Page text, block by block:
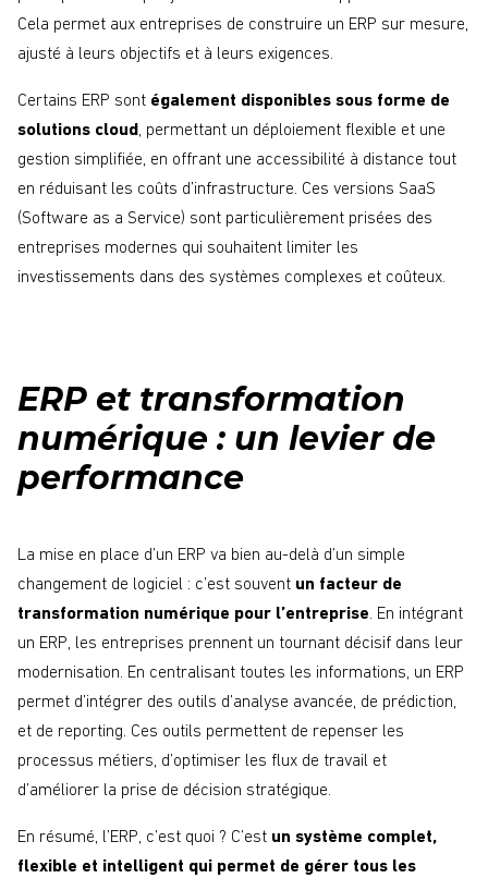
Cela permet aux entreprises de construire un ERP sur mesure,
ajusté à leurs objectifs et à leurs exigences.
Certains ERP sont également disponibles sous forme de
solutions cloud, permettant un déploiement flexible et une
gestion simplifiée, en offrant une accessibilité à distance tout
en réduisant les coûts d’infrastructure. Ces versions SaaS
(Software as a Service) sont particulièrement prisées des
entreprises modernes qui souhaitent limiter les
investissements dans des systèmes complexes et coûteux.
ERP et transformation
numérique : un levier de
performance
La mise en place d’un ERP va bien au-delà d’un simple
changement de logiciel : c’est souvent un facteur de
transformation numérique pour l’entreprise. En intégrant
un ERP, les entreprises prennent un tournant décisif dans leur
modernisation. En centralisant toutes les informations, un ERP
permet d’intégrer des outils d’analyse avancée, de prédiction,
et de reporting. Ces outils permettent de repenser les
processus métiers, d’optimiser les flux de travail et
d’améliorer la prise de décision stratégique.
En résumé, l’ERP, c’est quoi ? C’est un système complet,
flexible et intelligent qui permet de gérer tous les